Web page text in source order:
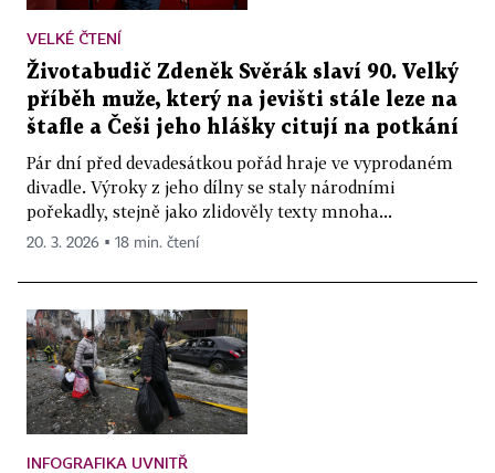
VELKÉ ČTENÍ
Životabudič Zdeněk Svěrák slaví 90. Velký
příběh muže, který na jevišti stále leze na
štafle a Češi jeho hlášky citují na potkání
Pár dní před devadesátkou pořád hraje ve vyprodaném
divadle. Výroky z jeho dílny se staly národními
pořekadly, stejně jako zlidověly texty mnoha...
20. 3. 2026 ▪ 18 min. čtení
INFOGRAFIKA UVNITŘ